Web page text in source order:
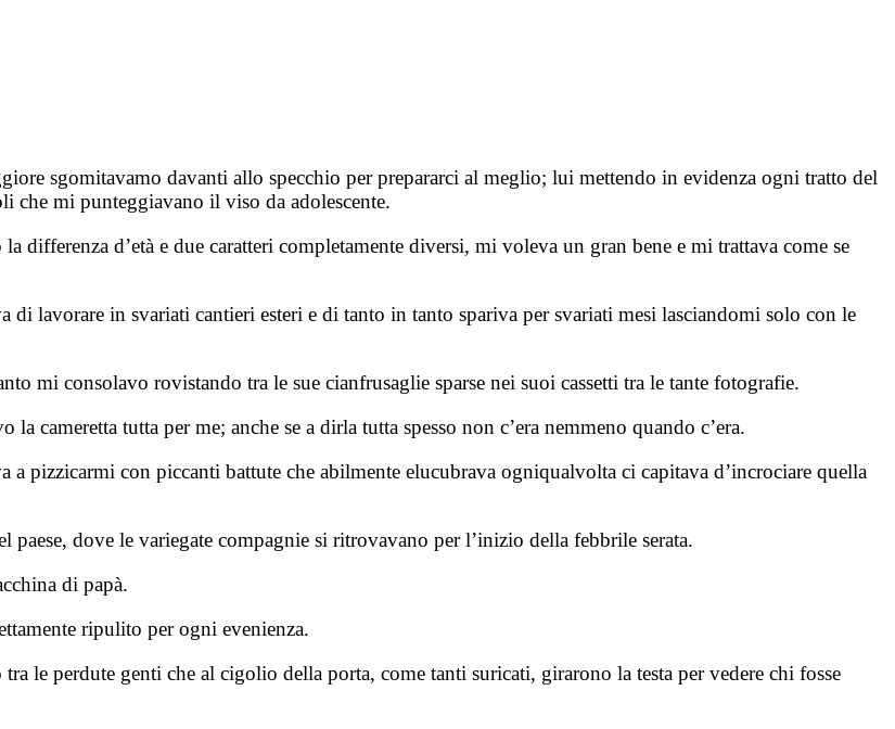
sgomitavamo davanti allo specchio per prepararci al meglio; lui mettendo in evidenza ogni tratto del
che mi punteggiavano il viso da adolescente.
d’età e due caratteri completamente diversi, mi voleva un gran bene e mi trattava come se
lavorare in svariati cantieri esteri e di tanto in tanto spariva per svariati mesi lasciandomi solo con le
mi consolavo rovistando tra le sue cianfrusaglie sparse nei suoi cassetti tra le tante fotografie.
cameretta tutta per me; anche se a dirla tutta spesso non c’era nemmeno quando c’era.
pizzicarmi con piccanti battute che abilmente elucubrava ogniqualvolta ci capitava d’incrociare quella
paese, dove le variegate compagnie si ritrovavano per l’inizio della febbrile serata.
di papà.
ripulito per ogni evenienza.
le perdute genti che al cigolio della porta, come tanti suricati, girarono la testa per vedere chi fosse